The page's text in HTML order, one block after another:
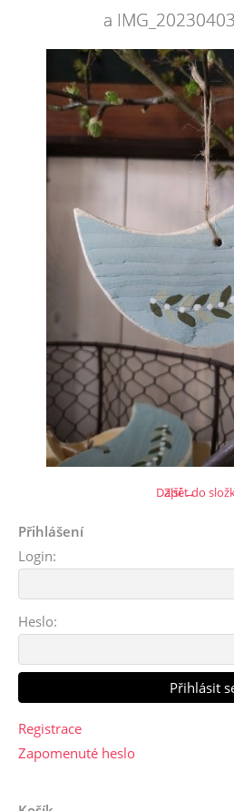
a
Další →
Zpět do
Přihlášení
Login:
Heslo:
Registrace
Zapomenuté heslo